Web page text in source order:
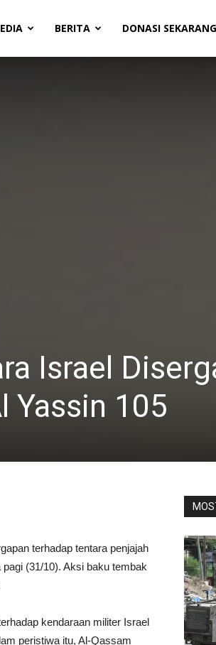
BERITA DONASI SEKARANG
Israel
Yassin 105
terhadap tentara penjajah
(31/10). Aksi baku tembak
kendaraan militer Israel
peristiwa itu, Al-Qassam